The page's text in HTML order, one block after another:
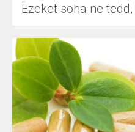
Ezeket soha ne